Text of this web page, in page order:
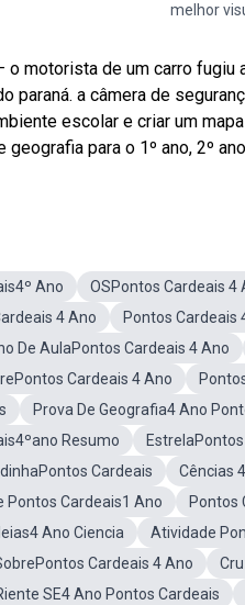
melhor
motorista de um carro fugiu
paraná. a câmera de
escolar e criar um
para o 1º ano, 2º
Ano OSPontos Cardeais 4
4 Ano
Pontos Cardeais
De AulaPontos Cardeais 4 Ano
Cardeais 4 Ano
Prova De Geografia4 Ano
Resumo
Cardeais
Cências
Pontos Cardeais1 Ano
Pontos
Ano Ciencia
Atividade
Cardeais 4 Ano
SE4 Ano Pontos Cardeais